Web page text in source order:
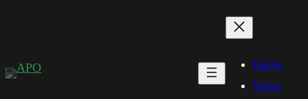
conteúdo
Início
Sobre